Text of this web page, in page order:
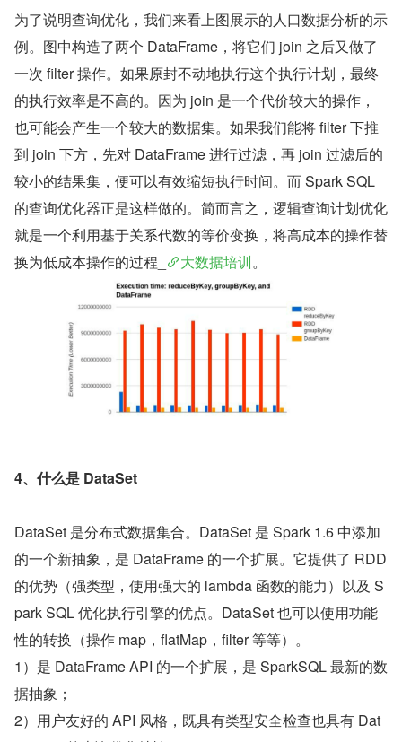
为了说明查询优化，我们来看上图展示的人口数据分析的示
例。图中构造了两个 DataFrame，将它们 join 之后又做了
一次 filter 操作。如果原封不动地执行这个执行计划，最终
的执行效率是不高的。因为 join 是一个代价较大的操作，
也可能会产生一个较大的数据集。如果我们能将 filter 下推
到 join 下方，先对 DataFrame 进行过滤，再 join 过滤后的
较小的结果集，便可以有效缩短执行时间。而 Spark SQL
的查询优化器正是这样做的。简而言之，逻辑查询计划优化
就是一个利用基于关系代数的等价变换，将高成本的操作替
换为低成本操作的过程_
大数据培训。
4、什么是 DataSet
DataSet 是分布式数据集合。DataSet 是 Spark 1.6 中添加
的一个新抽象，是 DataFrame 的一个扩展。它提供了 RDD
的优势（强类型，使用强大的 lambda 函数的能力）以及 S
park SQL 优化执行引擎的优点。DataSet 也可以使用功能
性的转换（操作 map，flatMap，filter 等等）。
1）是 DataFrame API 的一个扩展，是 SparkSQL 最新的数
据抽象；
2）用户友好的 API 风格，既具有类型安全检查也具有 Dat